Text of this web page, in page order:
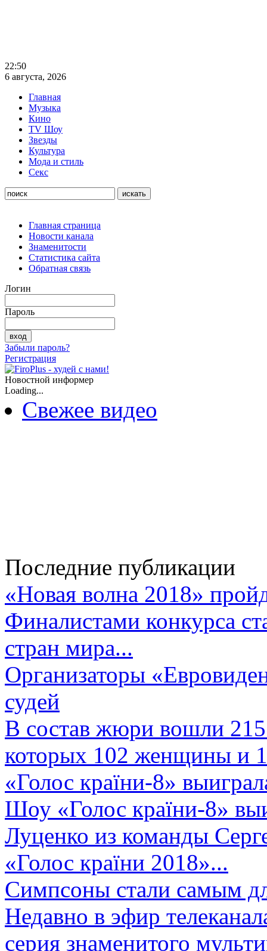
22:50
6 августа, 2026
Главная
Музыка
Кино
TV Шоу
Звезды
Культура
Мода и стиль
Секс
Главная страница
Новости канала
Знаменитости
Статистика сайта
Обратная связь
Логин
Пароль
Забыли пароль?
Регистрация
Новостной информер
Loading...
Свежее видео
Последние публикации
«Новая волна 2018»
Финалистами конкурса
стран мира...
Организаторы
судей
В состав жюри вошли 215
которых 102 женщины и
«Голос країни-8»
Шоу «Голос країни-8»
Луценко из команды
«Голос країни 2018»...
Симпсоны стали самым
Недавно в эфир
серия знаменитого